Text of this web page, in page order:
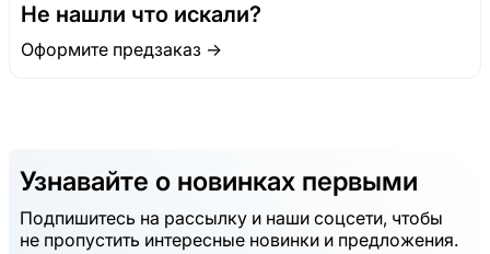
Не нашли что искали?
Оформите предзаказ →
Узнавайте о новинках первыми
Подпишитесь на рассылку и наши соцсети, чтобы
не пропустить интересные новинки и предложения.